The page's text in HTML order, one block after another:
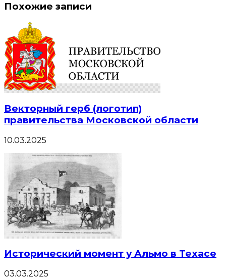
Похожие записи
Векторный герб (логотип)
правительства Московской области
10.03.2025
Исторический момент у Альмо в Техасе
03.03.2025